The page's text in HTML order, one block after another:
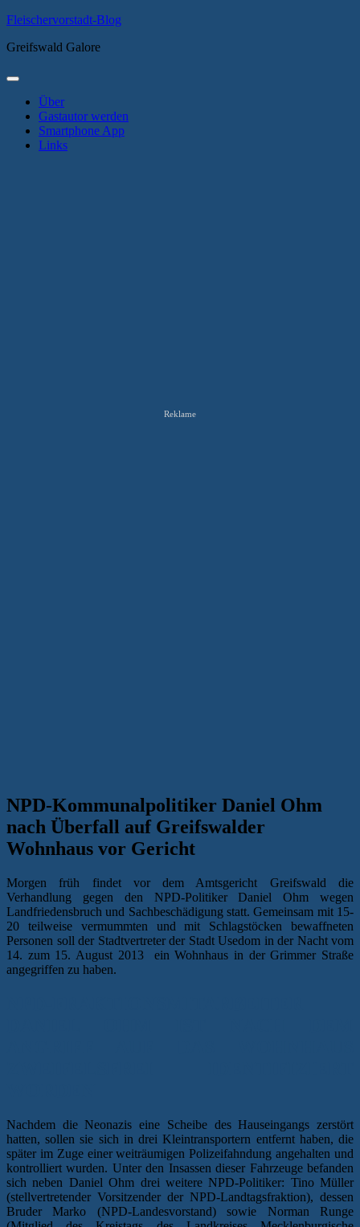
Zum
springen
Fleischervorstadt-Blog
Greifswald Galore
Primäres
Über
Gastautor werden
Smartphone App
Links
Reklame
NPD-Kommunalpolitiker Daniel Ohm
nach Überfall auf Greifswalder
Wohnhaus vor Gericht
Morgen früh findet vor dem Amtsgericht Greifswald die
Verhandlung gegen den NPD-Politiker Daniel Ohm wegen
Landfriedensbruch und Sachbeschädigung statt. Gemeinsam mit 15-
20 teilweise vermummten und mit Schlagstöcken bewaffneten
Personen soll der Stadtvertreter der Stadt Usedom in der Nacht vom
14. zum 15. August 2013 ein Wohnhaus in der Grimmer Straße
angegriffen zu haben.
Nachdem die Neonazis eine Scheibe des Hauseingangs zerstört
hatten, sollen sie sich in drei Kleintransportern entfernt haben, die
später im Zuge einer weiträumigen Polizeifahndung angehalten und
kontrolliert wurden. Unter den Insassen dieser Fahrzeuge befanden
sich neben Daniel Ohm drei weitere NPD-Politiker: Tino Müller
(stellvertretender Vorsitzender der NPD-Landtagsfraktion), dessen
Bruder Marko (NPD-Landesvorstand) sowie Norman Runge